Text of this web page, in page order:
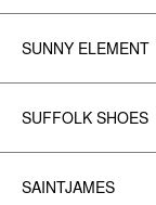
SUNNY ELEMENT
SUFFOLK SHOES
SAINTJAMES